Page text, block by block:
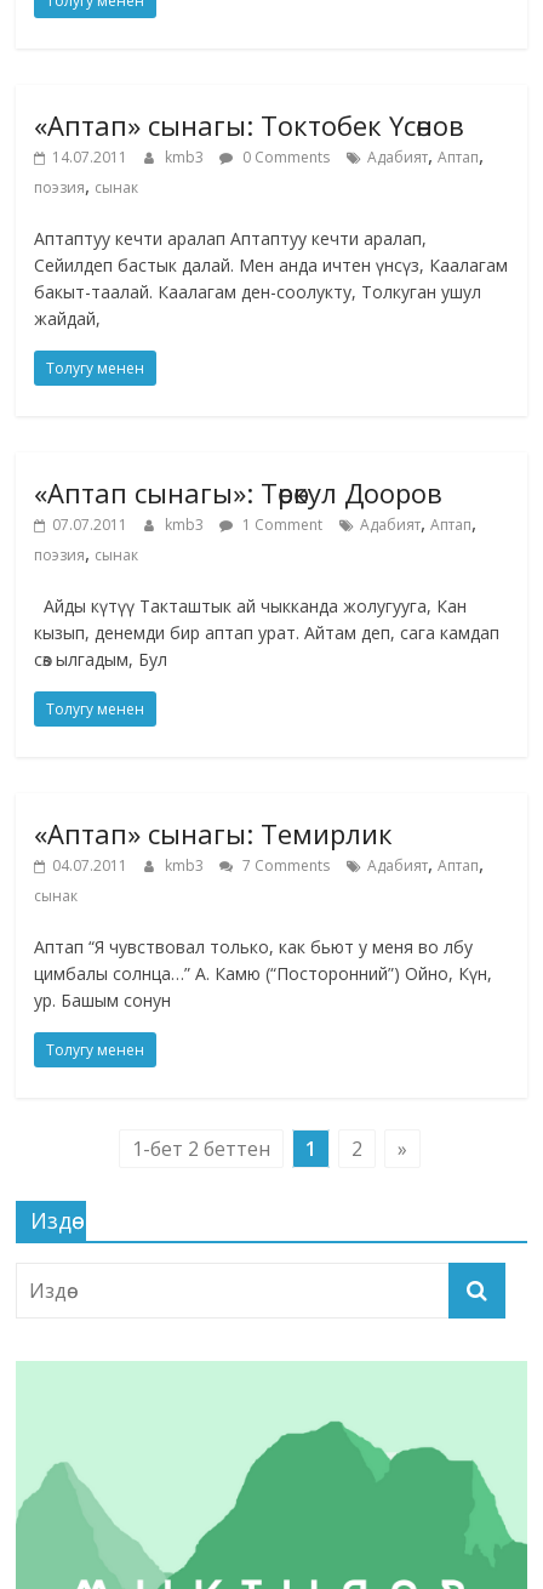
«Аптап» сынагы: Токтобек Үсөнов
14.07.2011 kmb3 0 Comments Адабият,Аптап,
поэзия, сынак
Аптаптуу кечти аралап Аптаптуу кечти аралап,
Сейилдеп бастык далай. Мен анда ичтен үнсүз, Каалагам
бакыт-таалай. Каалагам ден-соолукту, Толкуган ушул
жайдай,
Толугу менен
«Аптап сынагы»: Төрөкул Дооров
07.07.2011 kmb3 1 Comment Адабият,Аптап,
поэзия, сынак
Айды күтүү Такташтык ай чыкканда жолугууга, Кан
кызып, денемди бир аптап урат. Айтам деп, сага камдап
сөз ылгадым, Бул
Толугу менен
«Аптап» сынагы: Темирлик
04.07.2011 kmb3 7 Comments Адабият,Аптап,
сынак
Аптап “Я чувствовал только, как бьют у меня во лбу
цимбалы солнца…” А. Камю (“Посторонний”) Ойно, Күн,
ур. Башым сонун
Толугу менен
1-бет 2 беттен 1 2 »
Издөө